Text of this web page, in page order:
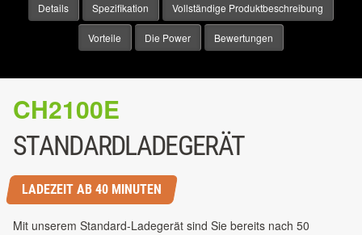
Details Spezifikation Vollständige Produktbeschreibung
Vorteile Die Power Bewertungen
CH2100E
STANDARDLADEGERÄT
LADEZEIT AB 40 MINUTEN
Mit unserem Standard-Ladegerät sind Sie bereits nach 50